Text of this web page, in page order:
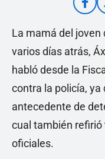
La mamá del joven
varios días atrás,
habló desde la
contra la policía, ya
antecedente de
cual también
oficiales.